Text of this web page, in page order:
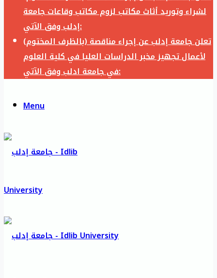
لشراء وتوريد أثاث مكاتب لزوم مكاتب وقاعات جامعة
إدلب وفق الآتي:
تعلن جامعة إدلب عن إجراء مناقصة (بالظرف المختوم)
لأعمال تجهيز مخبر الدراسات العليا في كلية العلوم
في جامعة ادلب وفق الآتي:
Menu